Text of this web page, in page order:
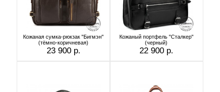
Кожаная сумка-рюкзак "Бигмэн"
(тёмно-коричневая)
23 900 р.
Кожаный портфель "Сталкер"
(черный)
22 900 р.